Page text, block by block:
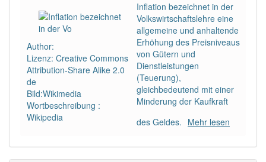
DER:21Ausnahmen Beispiele
DAS: 114Ausnahmen Beispiele
PowerIndex:
Häufigkeit: 6 von 10
Wörter mit Endung-inflation: 2
Author:
Lizenz: Creative Commons
Attribution-Share Alike 2.0
de
Bild:Wikimedia
Wortbeschreibung :
Wikipedia
Inflation bezeichnet in der
Volkswirtschaftslehre eine
allgemeine und anhaltende
Erhöhung des Preisniveaus
von Gütern und
Dienstleistungen
(Teuerung),
gleichbedeutend mit einer
Minderung der Kaufkraft
des Geldes. Mehr lesen